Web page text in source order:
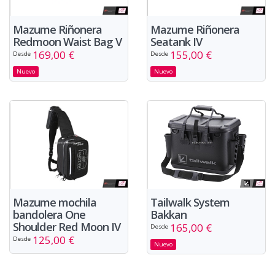
Mazume Riñonera
Redmoon Waist Bag V
Desde 169,00 €
Nuevo
Mazume Riñonera
Seatank IV
Desde 155,00 €
Nuevo
Mazume mochila
bandolera One
Shoulder Red Moon IV
Desde 125,00 €
Tailwalk System
Bakkan
Desde 165,00 €
Nuevo